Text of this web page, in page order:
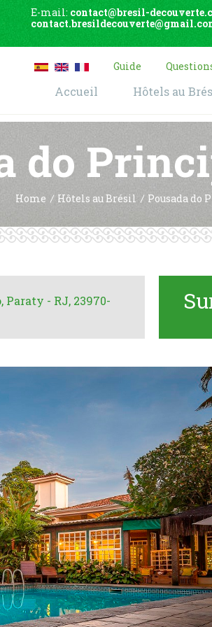
E-mail: contact@bresil-
Guide
Accueil Hôtels au
do
Home Hôtels au Brésil Pousada do
Paraty - RJ, 23970-